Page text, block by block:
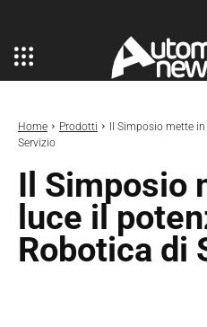
Home Prodotti
Il Simposio mette
Servizio
Il Simposio
luce il
Robotica di